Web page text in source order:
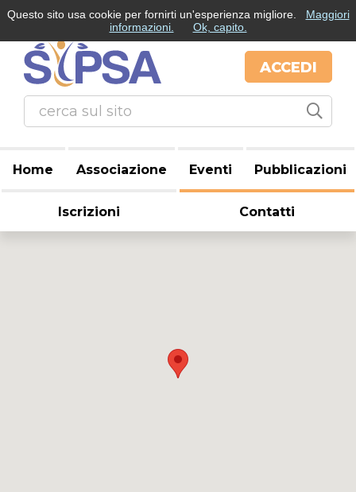
ACCEDI
Home Associazione Eventi Pubblicazioni
Iscrizioni Contatti
Questo sito usa cookie per fornirti un'esperienza migliore.
Maggiori
informazioni.
Ok, capito.